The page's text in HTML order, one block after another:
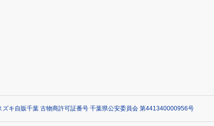
ズキ自販千葉 古物商許可証番号 千葉県公安委員会 第441340000956号